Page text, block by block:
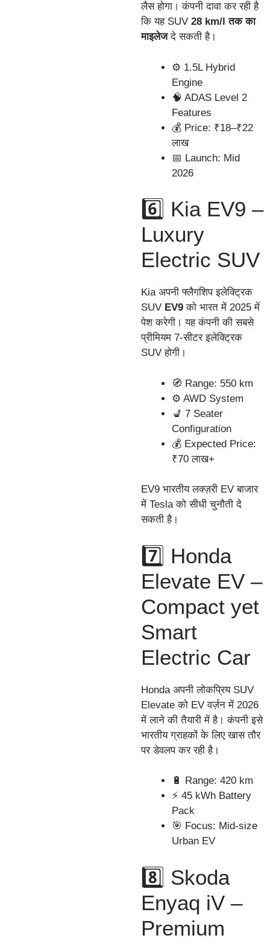
लैस होगा। कंपनी दावा कर रही है
कि यह SUV 28 km/l तक का
माइलेजदे सकती है।
⚙️ 1.5L Hybrid
Engine
🧠 ADAS Level 2
Features
💰 Price: ₹18–₹22
लाख
📅 Launch: Mid
2026
6️⃣ Kia EV9 –
Luxury
Electric SUV
Kia अपनी फ्लैगशिप इलेक्ट्रिक
SUV EV9 को भारत में 2025 में
पेश करेगी। यह कंपनी की सबसे
प्रीमियम 7-सीटर इलेक्ट्रिक
SUV होगी।
🧭 Range: 550 km
⚙️ AWD System
💺 7 Seater
Configuration
💰 Expected Price:
₹70 लाख+
EV9 भारतीय लक्ज़री EV बाजार
में Tesla को सीधी चुनौती दे
सकती है।
7️⃣ Honda
Elevate EV –
Compact yet
Smart
Electric Car
Honda अपनी लोकप्रिय SUV
Elevate को EV वर्ज़न में 2026
में लाने की तैयारी में है। कंपनी इसे
भारतीय ग्राहकों के लिए खास तौर
पर डेवलप कर रही है।
🔋 Range: 420 km
⚡ 45 kWh Battery
Pack
🎯 Focus: Mid-size
Urban EV
8️⃣ Skoda
Enyaq iV –
Premium